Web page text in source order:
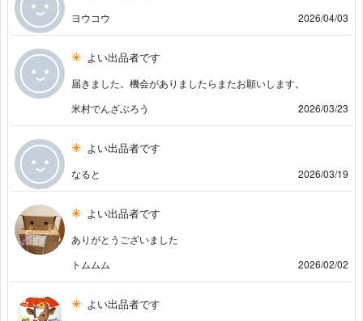
ヨウコウ 2026/04/03
よい出品者です
届きました。機会がありましたらまたお願いします。
米村でんざぶろう
2026/03/23
よい出品者です
なると 2026/03/19
よい出品者です
ありがとうございました
トムムム
2026/02/02
よい出品者です